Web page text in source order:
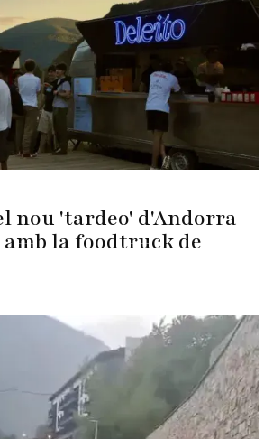
nou 'tardeo' d'Andorra
la foodtruck de